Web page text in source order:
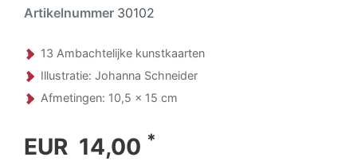
Artikelnummer 30102
13 Ambachtelijke kunstkaarten
Illustratie: Johanna Schneider
Afmetingen: 10,5 x 15 cm
EUR 14,00 *